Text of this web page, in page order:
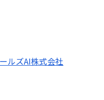
ルズAI株式会社